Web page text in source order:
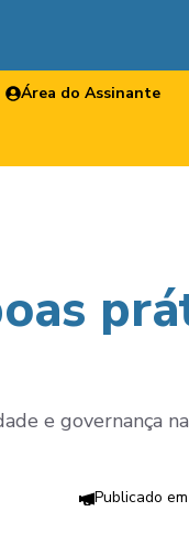
Área do Assinante
e governança